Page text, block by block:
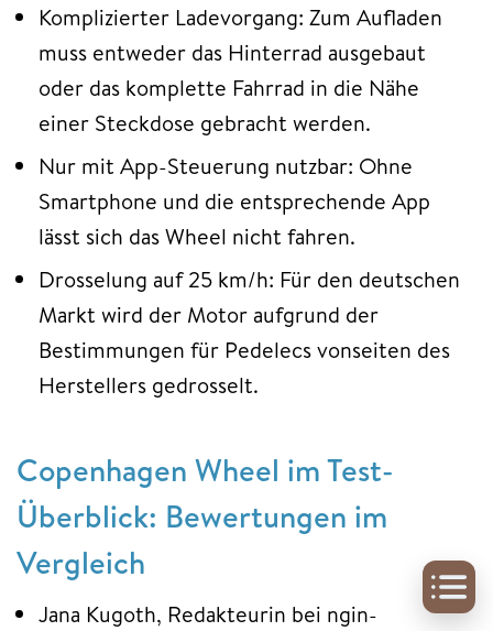
Komplizierter Ladevorgang: Zum Aufladen
muss entweder das Hinterrad ausgebaut
oder das komplette Fahrrad in die Nähe
einer Steckdose gebracht werden.
Nur mit App-Steuerung nutzbar: Ohne
Smartphone und die entsprechende App
lässt sich das Wheel nicht fahren.
Drosselung auf 25 km/h: Für den deutschen
Markt wird der Motor aufgrund der
Bestimmungen für Pedelecs vonseiten des
Herstellers gedrosselt.
Copenhagen Wheel im Test-
Überblick: Bewertungen im
Vergleich
Jana Kugoth, Redakteurin bei ngin-